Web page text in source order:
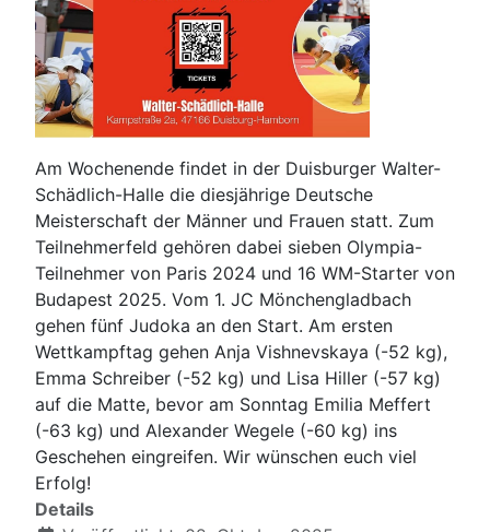
Am Wochenende findet in der Duisburger Walter-
Schädlich-Halle die diesjährige Deutsche
Meisterschaft der Männer und Frauen statt. Zum
Teilnehmerfeld gehören dabei sieben Olympia-
Teilnehmer von Paris 2024 und 16 WM-Starter von
Budapest 2025. Vom 1. JC Mönchengladbach
gehen fünf Judoka an den Start. Am ersten
Wettkampftag gehen Anja Vishnevskaya (-52 kg),
Emma Schreiber (-52 kg) und Lisa Hiller (-57 kg)
auf die Matte, bevor am Sonntag Emilia Meffert
(-63 kg) und Alexander Wegele (-60 kg) ins
Geschehen eingreifen. Wir wünschen euch viel
Erfolg!
Details